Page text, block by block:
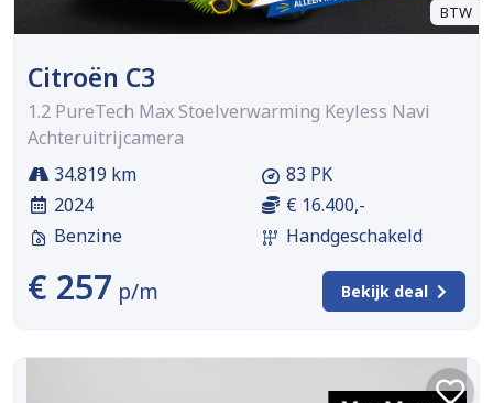
BTW
Citroën C3
1.2 PureTech Max Stoelverwarming Keyless Navi
Achteruitrijcamera
34.819 km
2024
Benzine
83 PK
€ 16.400,-
Handgeschakeld
€ 257 p/m Bekijk deal